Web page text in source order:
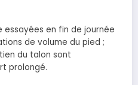
essayées en fin de journée
de volume du pied ;
du talon sont
prolongé.